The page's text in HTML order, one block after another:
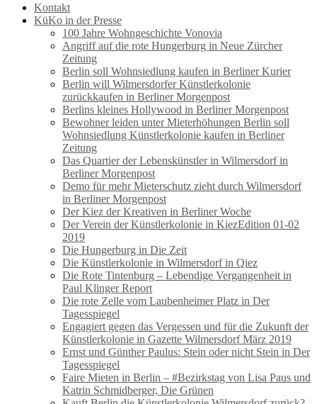
Kontakt
KüKo in der Presse
100 Jahre Wohngeschichte Vonovia
Angriff auf die rote Hungerburg in Neue Zürcher
Zeitung
Berlin soll Wohnsiedlung kaufen in Berliner Kurier
Berlin will Wilmersdorfer Künstlerkolonie
zurückkaufen in Berliner Morgenpost
Berlins kleines Hollywood in Berliner Morgenpost
Bewohner leiden unter Mieterhöhungen Berlin soll
Wohnsiedlung Künstlerkolonie kaufen in Berliner
Zeitung
Das Quartier der Lebenskünstler in Wilmersdorf in
Berliner Morgenpost
Demo für mehr Mieterschutz zieht durch Wilmersdorf
in Berliner Morgenpost
Der Kiez der Kreativen in Berliner Woche
Der Verein der Künstlerkolonie in KiezEdition 01-02
2019
Die Hungerburg in Die Zeit
Die Künstlerkolonie in Wilmersdorf in Qiez
Die Rote Tintenburg – Lebendige Vergangenheit in
Paul Klinger Report
Die rote Zelle vom Laubenheimer Platz in Der
Tagesspiegel
Engagiert gegen das Vergessen und für die Zukunft der
Künstlerkolonie in Gazette Wilmersdorf März 2019
Ernst und Günther Paulus: Stein oder nicht Stein in Der
Tagesspiegel
Faire Mieten in Berlin – #Bezirkstag von Lisa Paus und
Katrin Schmidberger, Die Grünen